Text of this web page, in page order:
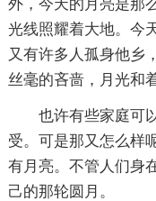
外，今天的月亮是那
光线照耀着大地。今
又有许多人孤身他乡
丝毫的吝啬，月光和
也许有些家庭可
受。可是那又怎么样
有月亮。不管人们身
己的那轮圆月。